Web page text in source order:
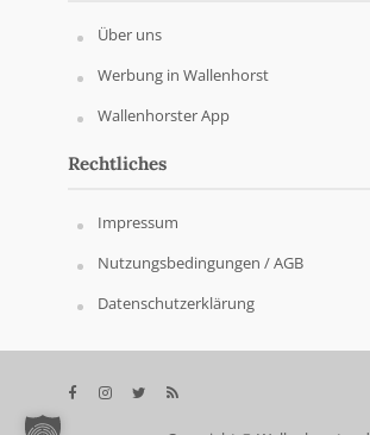
Über uns
Werbung in Wallenhorst
Wallenhorster App
Rechtliches
Impressum
Nutzungsbedingungen / AGB
Datenschutzerklärung